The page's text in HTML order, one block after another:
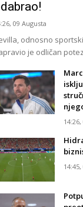
09 Augusta
odnosno
je odličan